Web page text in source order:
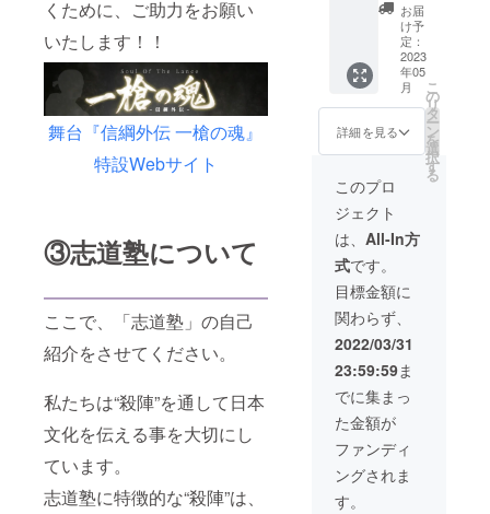
くために、ご助力をお願い
いたします！！
舞台『信綱外伝 一槍の魂』
特設Webサイト
③志道塾について
ここで、「志道塾」の自己
紹介をさせてください。
私たちは“殺陣”を通して日本
文化を伝える事を大切にし
ています。
志道塾に特徴的な“殺陣”は、
す。
す。
ル：
shidoju
ku2022
@gmail
.com
【備考
欄】 ・
ご支援
時、必
考欄】
に掲載
時のご
希望の
お名前
をご記
入くだ
さい。
・匿名
ご希望
の際や
ペン
ネー
ム、店
舗名な
どご希
望の方
もその
名前を
掲載
【備考
欄】 ・
ご支援
時、必
ず【備
考欄】
に掲載
希望の
お名前
をご記
入くだ
さい。
・匿名
ご希望
の際や
ペン
ネー
ム、店
舗名な
どご希
望の方
もその
旨をご
記入く
ださ
ショー
の内容
はご相
談の
上、構
成いた
しま
す。 ・
真剣に
斬のご
披露
は、許
可の得
られる
場所や
状況に
限りま
す。 ・
2022年
5月以降
にメー
ルにて
日程調
整をさ
せてい
ただき
ます。
のお手
紙(舞台
オリジ
ナルポ
スト
カード
付き) ⚫︎
お礼殺
陣動画
神社 ⚫︎
上泉伊
勢守信
綱を全
国区
に！パ
ンフ
レット
⚫︎舞台
『信綱
外伝
一槍の
魂』特
設Web
サイト
パンフ
レット
にお名
相談の
上、殺
陣を
使った
1〜5分
程のPR
動画を
作成し
ます。
興イベ
ントや
町おこ
し、企
業様の
宣伝素
材など
にぜひ
ご利用
下さ
い。 ⚫︎
お礼の
お手紙
(舞台オ
リジナ
ルポス
トカー
ド付き)
お届
け予
定：
2023
年05
月
詳細を見る
こ
の
リ
タ
ー
ン
を
選
択
す
る
このプロ
ジェクト
は、 All-In方
式です。
目標金額に
関わらず、
2022/03/31
23:59:59ま
でに集まっ
た金額が
ファンディ
ングされま
す。